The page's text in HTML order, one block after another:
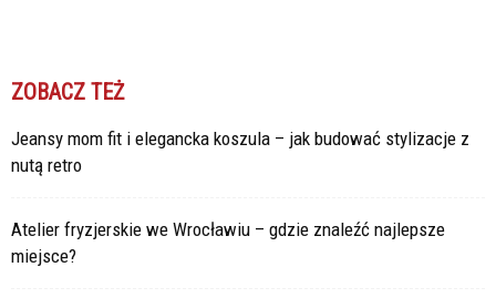
ZOBACZ TEŻ
Jeansy mom fit i elegancka koszula – jak budować stylizacje z
nutą retro
Atelier fryzjerskie we Wrocławiu – gdzie znaleźć najlepsze
miejsce?